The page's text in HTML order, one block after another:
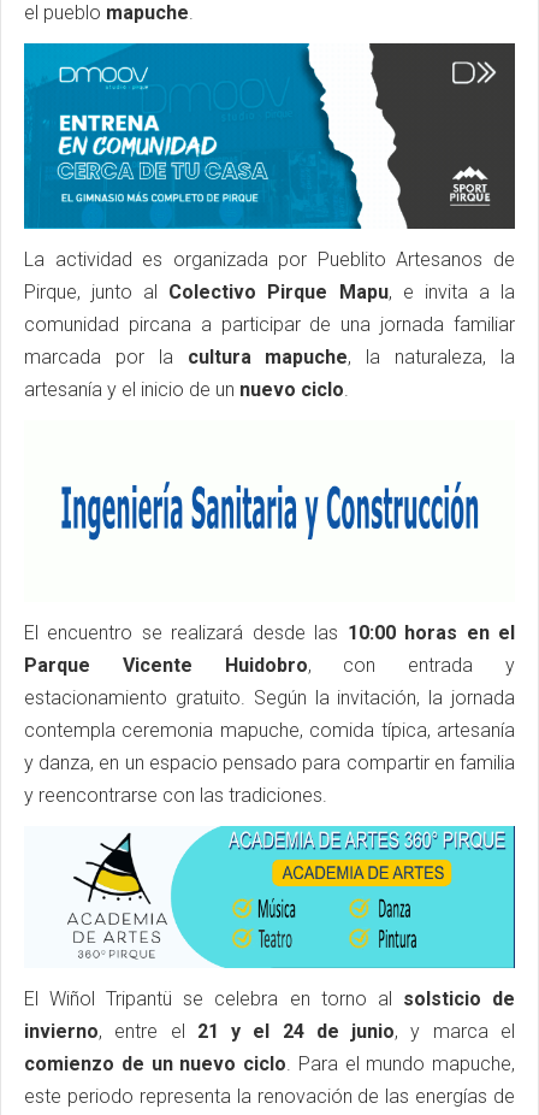
el pueblo mapuche.
La actividad es organizada por Pueblito Artesanos de
Pirque, junto al Colectivo Pirque Mapu, e invita a la
comunidad pircana a participar de una jornada familiar
marcada por la cultura mapuche, la naturaleza, la
artesanía y el inicio de un nuevo ciclo.
El encuentro se realizará desde las 10:00 horas en el
Parque Vicente Huidobro, con entrada y
estacionamiento gratuito. Según la invitación, la jornada
contempla ceremonia mapuche, comida típica, artesanía
y danza, en un espacio pensado para compartir en familia
y reencontrarse con las tradiciones.
El Wiñol Tripantü se celebra en torno al solsticio de
invierno, entre el 21 y el 24 de junio, y marca el
comienzo de un nuevo ciclo . Para el mundo mapuche,
este periodo representa la renovación de las energías de